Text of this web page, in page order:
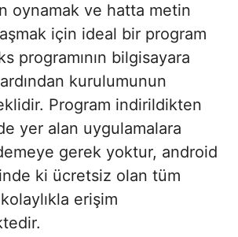
oynamak ve hatta metin
için ideal bir program
programının bilgisayara
kurulumunun
Program indirildikten
yer alan uygulamalara
gerek yoktur, android
ki ücretsiz olan tüm
erişim